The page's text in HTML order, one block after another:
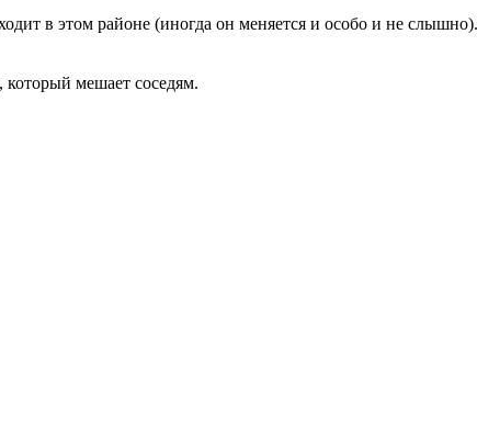
в этом районе (иногда он меняется и особо и не
который мешает соседям.